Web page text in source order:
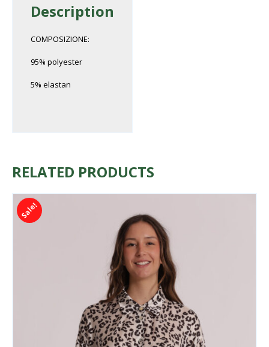
Description
COMPOSIZIONE:
95% polyester
5% elastan
RELATED PRODUCTS
Sale!